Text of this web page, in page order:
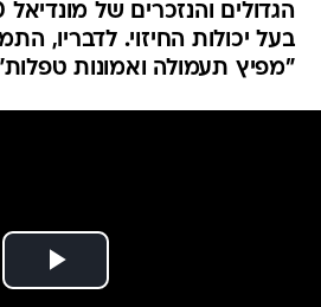
בעל יכולות החיזוי. לדבריו,
"מפיץ תעמולה ואמונות